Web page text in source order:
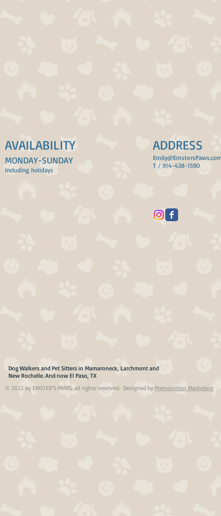
AVAILABILITY
MONDAY-SUNDAY
Including holidays
ADDRESS
T / 914-438-1590
Dog Walkers and Pet Sitters in Mamaroneck, Larchmont and
New Rochelle. And now El Paso, TX
© 2022 by EMSTER'S PAWS. all rights reserved. Designed by Premonition Marketing